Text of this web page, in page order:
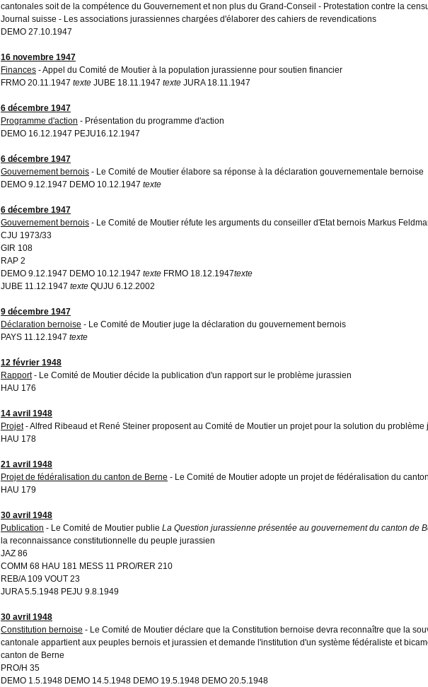
cantonales soit de la compétence du Gouvernement et non plus du Grand-Conseil - Protestation contre la
Journal suisse - Les associations jurassiennes chargées d'élaborer des cahiers de revendications
DEMO 27.10.1947
16 novembre 1947
Finances - Appel du Comité de Moutier à la population jurassienne pour soutien financier
FRMO 20.11.1947 texte JUBE 18.11.1947 texte JURA 18.11.1947
6 décembre 1947
Programme d'action - Présentation du programme d'action
DEMO 16.12.1947 PEJU16.12.1947
6 décembre 1947
Gouvernement bernois - Le Comité de Moutier élabore sa réponse à la déclaration gouvernementale bernoise
DEMO 9.12.1947 DEMO 10.12.1947 texte
6 décembre 1947
Gouvernement bernois - Le Comité de Moutier réfute les arguments du conseiller d'Etat bernois Markus
CJU 1973/33
GIR 108
RAP 2
DEMO 9.12.1947 DEMO 10.12.1947 texte FRMO 18.12.1947texte
JUBE 11.12.1947 texte QUJU 6.12.2002
9 décembre 1947
Déclaration bernoise - Le Comité de Moutier juge la déclaration du gouvernement bernois
PAYS 11.12.1947 texte
12 février 1948
Rapport- Le Comité de Moutier décide la publication d'un rapport sur le problème jurassien
HAU 176
14 avril 1948
Projet- Alfred Ribeaud et René Steiner proposent au Comité de Moutier un projet pour la solution du problème
HAU 178
21 avril 1948
Projet de fédéralisation du canton de Berne - Le Comité de Moutier adopte un projet de fédéralisation du
HAU 179
30 avril 1948
Publication - Le Comité de Moutier publie La Question jurassienne présentée au gouvernement du canton de
la reconnaissance constitutionnelle du peuple jurassien
JAZ 86
COMM 68 HAU 181 MESS 11 PRO/RER 210
REB/A 109 VOUT 23
JURA 5.5.1948 PEJU 9.8.1949
30 avril 1948
Constitution bernoise - Le Comité de Moutier déclare que la Constitution bernoise devra reconnaître que la
cantonale appartient aux peuples bernois et jurassien et demande l'institution d'un système fédéraliste et
canton de Berne
PRO/H 35
DEMO 1.5.1948 DEMO 14.5.1948 DEMO 19.5.1948 DEMO 20.5.1948